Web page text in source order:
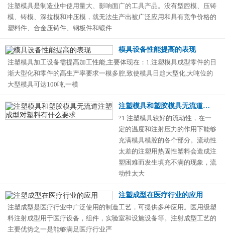
注塑模具是制造业中使用量大、影响面广的工具产品。没有型腔模、压铸
模、铸模、深拉模和冲压模，就无法生产出被广泛应用和具有竞争价格的
塑料件、合金压铸件、钢板件和锻件
模具设备性能提高的表现
注塑模具加工设备需提高加工性能,主要体现在：1.注塑模具成型零件的日
渐大型化和零件的高生产率要求一模多腔,致使模具日趋大型化,大吨位的
大型模具可达100吨,一模
注塑模具和塑胶模具无流道注塑成型对塑料有什么要求
?1.注塑模具较好的流动性，在一
定的温度和注射压力的作用下能够
充满模具模腔的各个部分。流动性
太差的注塑用热固性塑料会造成注
塑困难而发生填充不满的现象，流
动性太大
注塑成型在医疗行业的应用
注塑成型是医疗行业中广泛使用的制造工艺，可提供多种应用。医用级塑
料注射成型用于医疗设备，组件，实验室和设施设备等。注射成型工艺的
主要优势之一是能够满足医疗行业严